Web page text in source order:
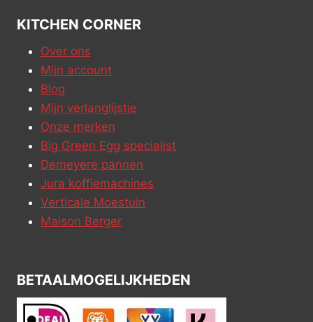
KITCHEN CORNER
Over ons
Mijn account
Blog
Mijn verlanglijstje
Onze merken
Big Green Egg specialist
Demeyere pannen
Jura koffiemachines
Verticale Moestuin
Maison Berger
BETAALMOGELIJKHEDEN